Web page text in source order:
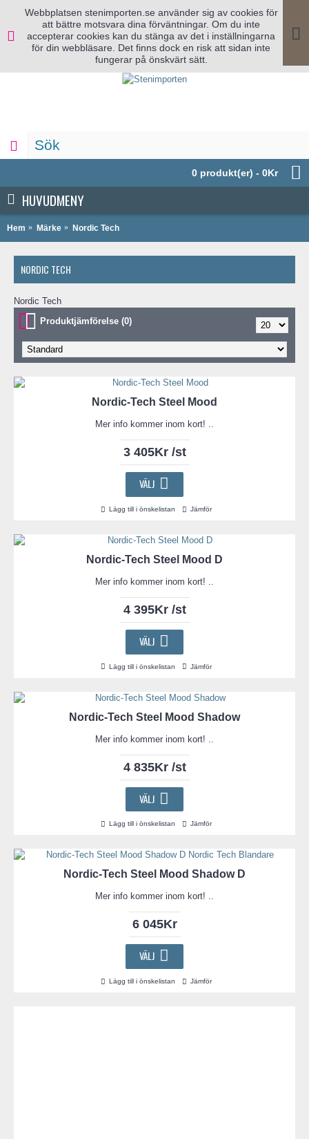
Webbplatsen stenimporten.se använder sig av cookies för
att bättre motsvara dina förväntningar. Om du inte
accepterar cookies kan du stänga av det i inställningarna
för din webbläsare. Det finns dock en risk att sidan inte
fungerar på önskvärt sätt.
0 produkt(er) - 0Kr
HUVUDMENY
Hem Märke Nordic Tech
NORDIC TECH
Nordic Tech
Produktjämförelse (0)
Nordic-Tech Steel Mood
Mer info kommer inom kort! ..
3 405Kr /st
VÄLJ
Lägg till i önskelistan Jämför
Nordic-Tech Steel Mood D
Mer info kommer inom kort! ..
4 395Kr /st
VÄLJ
Lägg till i önskelistan Jämför
Nordic-Tech Steel Mood Shadow
Mer info kommer inom kort! ..
4 835Kr /st
VÄLJ
Lägg till i önskelistan Jämför
Nordic-Tech Steel Mood Shadow D
Mer info kommer inom kort! ..
6 045Kr
VÄLJ
Lägg till i önskelistan Jämför